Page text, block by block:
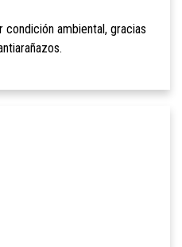
condición ambiental, gracias